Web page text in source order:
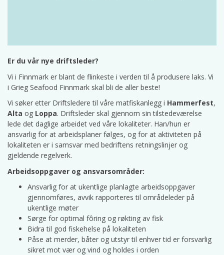
Er du vår nye driftsleder?
Vi i Finnmark er blant de flinkeste i verden til å produsere laks. Vi
i Grieg Seafood Finnmark skal bli de aller beste!
Vi søker etter Driftsledere til våre matfiskanlegg i Hammerfest,
Alta og Loppa. Driftsleder skal gjennom sin tilstedeværelse
lede det daglige arbeidet ved våre lokaliteter. Han/hun er
ansvarlig for at arbeidsplaner følges, og for at aktiviteten på
lokaliteten er i samsvar med bedriftens retningslinjer og
gjeldende regelverk.
Arbeidsoppgaver og ansvarsområder:
Ansvarlig for at ukentlige planlagte arbeidsoppgaver
gjennomføres, avvik rapporteres til områdeleder på
ukentlige møter
Sørge for optimal fôring og røkting av fisk
Bidra til god fiskehelse på lokaliteten
Påse at merder, båter og utstyr til enhver tid er forsvarlig
sikret mot vær og vind og holdes i orden